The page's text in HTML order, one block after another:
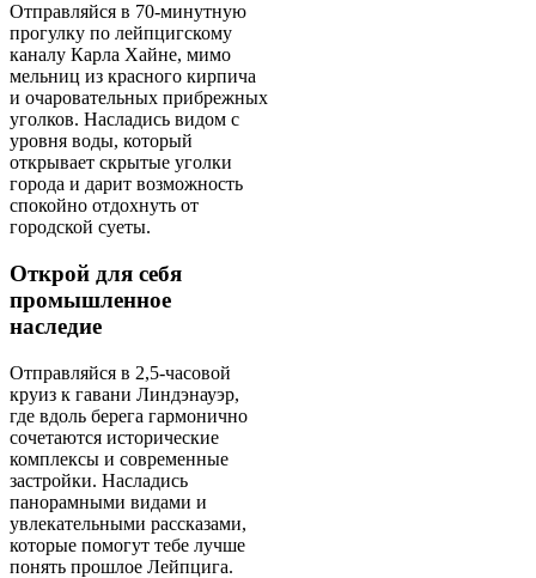
Отправляйся в 70-минутную
прогулку по лейпцигскому
каналу Карла Хайне, мимо
мельниц из красного кирпича
и очаровательных прибрежных
уголков. Насладись видом с
уровня воды, который
открывает скрытые уголки
города и дарит возможность
спокойно отдохнуть от
городской суеты.
Открой для себя
промышленное
наследие
Отправляйся в 2,5-часовой
круиз к гавани Линдэнауэр,
где вдоль берега гармонично
сочетаются исторические
комплексы и современные
застройки. Насладись
панорамными видами и
увлекательными рассказами,
которые помогут тебе лучше
понять прошлое Лейпцига.